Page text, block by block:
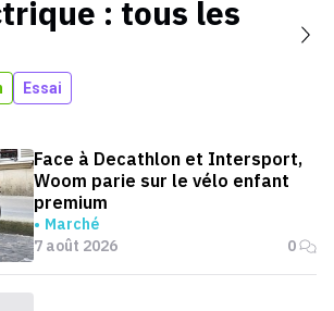
: tous les
Essai
Face à Decathlon et Intersport,
Woom parie sur le vélo enfant
premium
Marché
7 août 2026
0